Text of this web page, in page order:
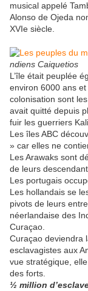
musical appelé
Alonso de Ojeda
XVIe siècle.
ndiens Caiquetios
L’île était peuplée
environ 6000 ans
colonisation sont
avait quitté depuis
fuir les guerriers
Les îles ABC
» car elles ne
Les Arawaks sont
de leurs
Les portugais
Les hollandais se
pivots de leurs
néerlandaise des
Curaçao.
Curaçao deviendra
esclavagistes aux
vue stratégique,
des forts.
½ million